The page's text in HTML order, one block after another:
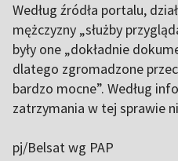
Według źródła portalu,
mężczyzny „służby
były one „dokładnie
dlatego zgromadzone
bardzo mocne”. Według
zatrzymania w tej sprawie
pj/Belsat wg PAP